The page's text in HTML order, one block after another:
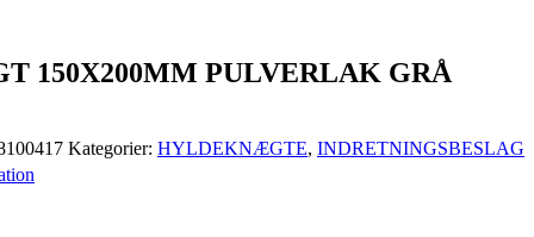
150X200MM PULVERLAK GRÅ
Kategorier: HYLDEKNÆGTE, INDRETNINGSBESLAG